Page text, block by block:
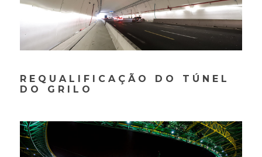
REQUALIFICAÇÃO DO TÚNEL
DO GRILO